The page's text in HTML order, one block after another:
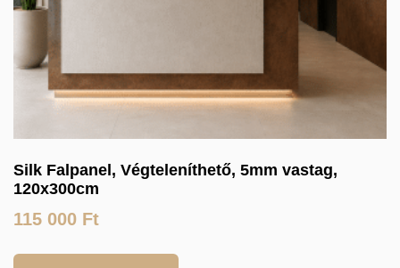
Silk Falpanel, Végteleníthető, 5mm vastag,
120x300cm
115 000 Ft